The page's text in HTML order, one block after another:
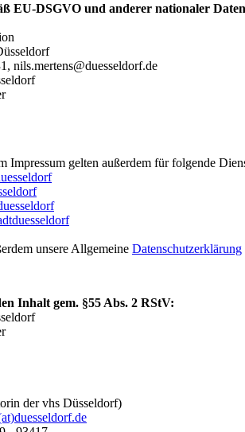
EU-DSGVO und anderer nationaler
nils.mertens@duesseldorf.de
Impressum gelten außerdem für folgende
unsere Allgemeine Datenschutzerklärung
Inhalt gem. §55 Abs. 2 RStV:
der vhs Düsseldorf)